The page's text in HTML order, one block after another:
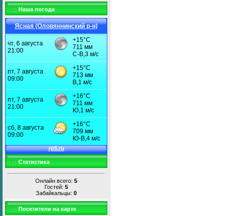
Наша погода
Ясная (Оловяннинский р-н)
Статистика
Онлайн всего: 5
Гостей: 5
Забайкальцы: 0
Посетители на карте